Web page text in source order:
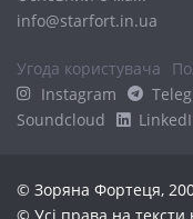
info@starfort.in.ua
Угода користувача
Instagram
Soundcloud
© Зоряна Фортеця,